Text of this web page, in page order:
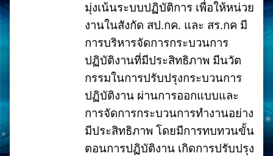
มุ่งเน้นระบบปฏิบัติการ เพื่อให้หน่วย
งานในสังกัด สป.กค. และ สร.กค มี
การบริหารจัดการกระบวนการ
ปฏิบัติงานที่มีประสิทธิภาพ มีนวัต
กรรมในการปรับปรุงกระบวนการ
ปฏิบัติงาน ผ่านการออกแบบและ
การจัดการกระบวนการทำงานอย่าง
มีประสิทธิภาพ โดยมีการทบทวนขั้น
ตอนการปฏิบัติงาน เกิดการปรับปรุง